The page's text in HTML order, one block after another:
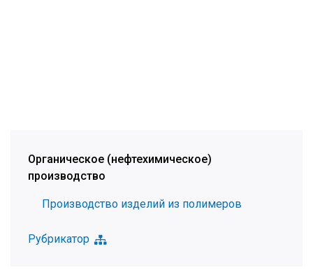
Органическое (нефтехимическое)
производство
Производство изделий из полимеров
Рубрикатор